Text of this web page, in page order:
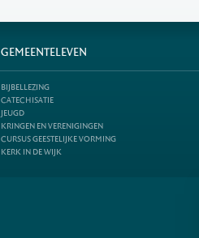
GEMEENTELEVEN
BIJBELLEZING
CATECHISATIE
JEUGD
KRINGEN EN VERENIGINGEN
CURSUS GEESTELIJKE VORMING
KERK IN DE WIJK